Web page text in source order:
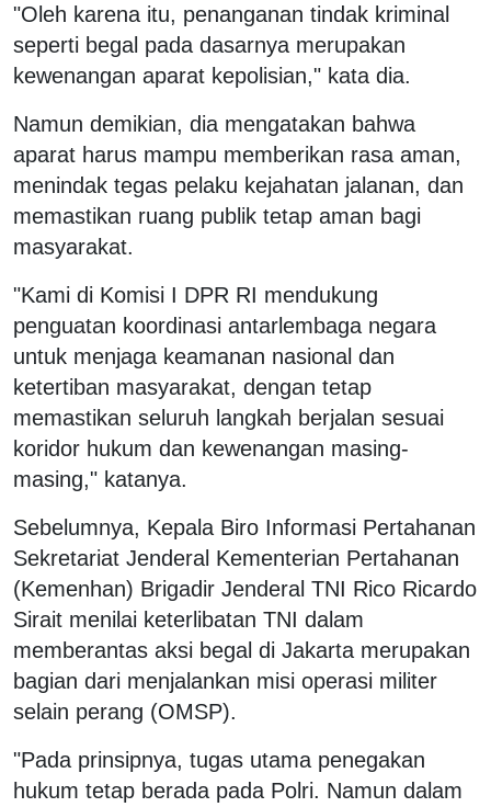
"Oleh karena itu, penanganan tindak kriminal
seperti begal pada dasarnya merupakan
kewenangan aparat kepolisian," kata dia.
Namun demikian, dia mengatakan bahwa
aparat harus mampu memberikan rasa aman,
menindak tegas pelaku kejahatan jalanan, dan
memastikan ruang publik tetap aman bagi
masyarakat.
"Kami di Komisi I DPR RI mendukung
penguatan koordinasi antarlembaga negara
untuk menjaga keamanan nasional dan
ketertiban masyarakat, dengan tetap
memastikan seluruh langkah berjalan sesuai
koridor hukum dan kewenangan masing-
masing," katanya.
Sebelumnya, Kepala Biro Informasi Pertahanan
Sekretariat Jenderal Kementerian Pertahanan
(Kemenhan) Brigadir Jenderal TNI Rico Ricardo
Sirait menilai keterlibatan TNI dalam
memberantas aksi begal di Jakarta merupakan
bagian dari menjalankan misi operasi militer
selain perang (OMSP).
"Pada prinsipnya, tugas utama penegakan
hukum tetap berada pada Polri. Namun dalam